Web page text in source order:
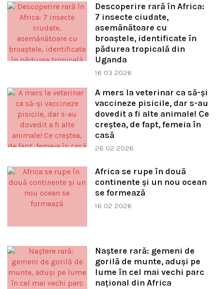
Descoperire rară în Africa:
7 insecte ciudate,
asemănătoare cu
broaștele, identificate în
pădurea tropicală din
Uganda
16 03 2026
A mers la veterinar ca să-și
vaccineze pisicile, dar s-au
dovedit a fi alte animale! Ce
creștea, de fapt, femeia în
casă
26 02 2026
Africa se rupe în două
continente și un nou ocean
se formează
16 02 2026
Naștere rară: gemeni de
gorilă de munte, aduși pe
lume în cel mai vechi parc
național din Africa